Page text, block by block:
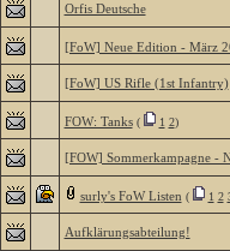
Orfis Deutsche
[FoW] Neue Edition - März
[FoW] US Rifle (1st Infantry)
FOW: Tanks( 1 2)
[FOW] Sommerkampagne -
surly's FoW Listen ( 1 2
Aufklärungsabteilung!